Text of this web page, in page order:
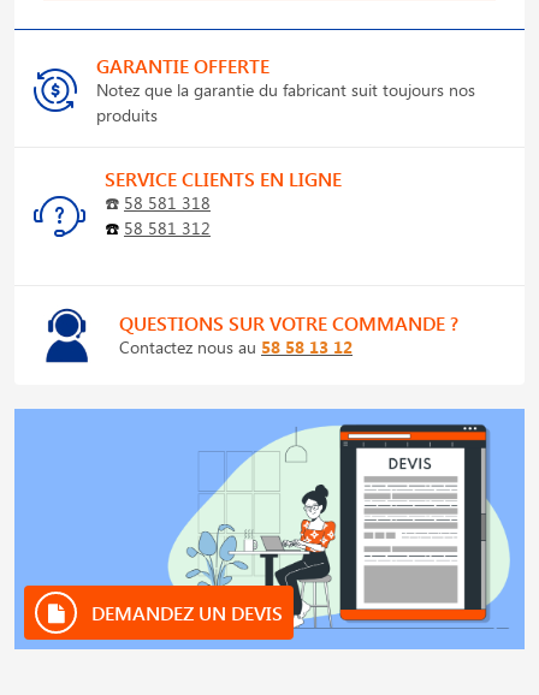
GARANTIE OFFERTE
Notez que la garantie du fabricant suit toujours nos
produits
SERVICE CLIENTS EN LIGNE
☎️ 58 581 318
☎️ 58 581 312
QUESTIONS SUR VOTRE COMMANDE ?
Contactez nous au 58 58 13 12
DEMANDEZ UN DEVIS